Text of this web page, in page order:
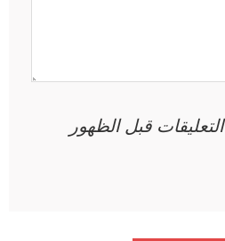
قبل الظهور